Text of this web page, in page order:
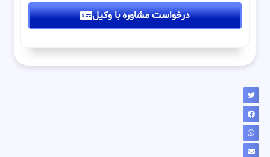
درخواست مشاوره با وکیل